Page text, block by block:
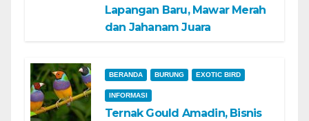
Lapangan Baru, Mawar Merah
dan Jahanam Juara
BERANDA BURUNG EXOTIC BIRD
INFORMASI
Ternak Gould Amadin, Bisnis